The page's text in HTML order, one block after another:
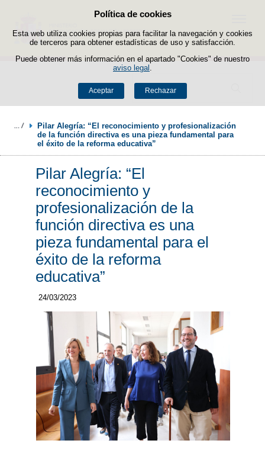
Política de cookies
Esta web utiliza cookies propias para facilitar la navegación y cookies
de terceros para obtener estadísticas de uso y satisfacción.
Puede obtener más información en el apartado "Cookies" de nuestro
aviso legal
Aceptar Rechazar
Saltar al contenido
Buscador
Menú
Pilar Alegría: “El reconocimiento y profesionalización
de la función directiva es una pieza fundamental para
el éxito de la reforma educativa”
Pilar Alegría: “El
reconocimiento y
profesionalización de la
función directiva es una
pieza fundamental para el
éxito de la reforma
educativa”
24/03/2023